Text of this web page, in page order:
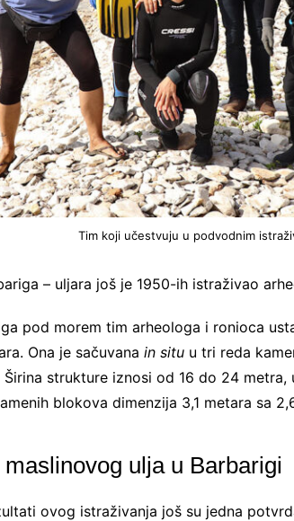
Tim koji učestvuju u podvodnim
– uljara još je 1950-ih istraživao
pod morem tim arheologa i ronioca
Ona je sačuvana in situ u tri reda
strukture iznosi od 16 do 24
blokova dimenzija 3,1 metara sa
ulja u Barbarigi
ovog istraživanja još su jedna